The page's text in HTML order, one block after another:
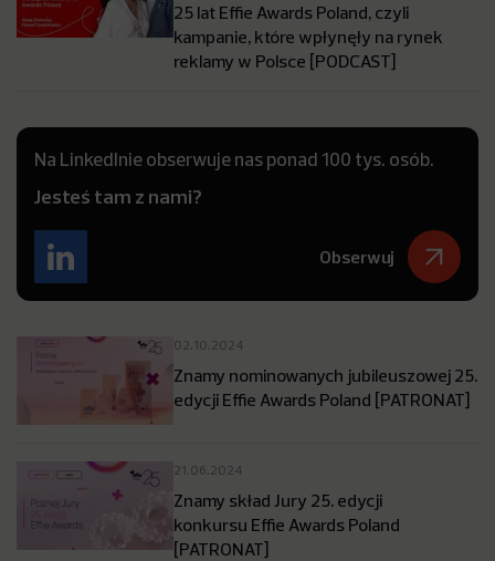
25 lat Effie Awards Poland, czyli
kampanie, które wpłynęły na rynek
reklamy w Polsce [PODCAST]
Na LinkedInie obserwuje nas ponad 100 tys. osób.
Jesteś tam z nami?
Obserwuj
02.10.2024
Znamy nominowanych jubileuszowej 25.
edycji Effie Awards Poland [PATRONAT]
21.06.2024
Znamy skład Jury 25. edycji
konkursu Effie Awards Poland
[PATRONAT]